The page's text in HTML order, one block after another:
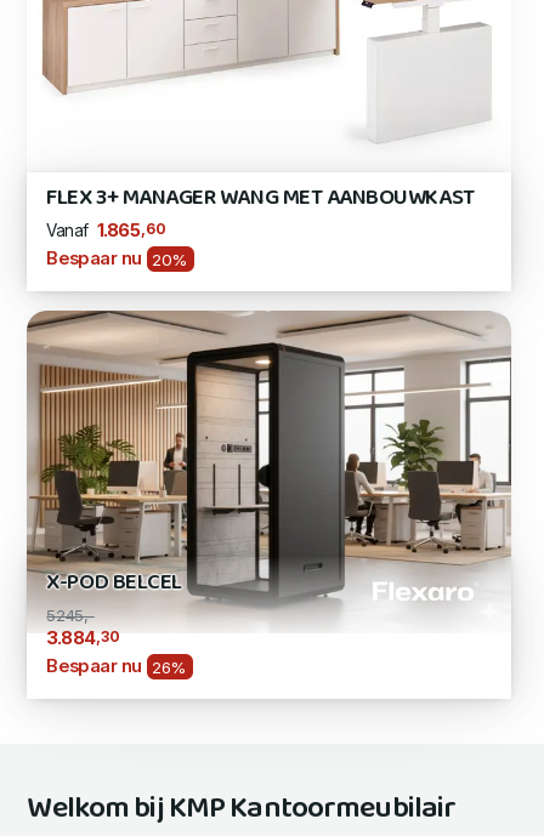
FLEX 3+ MANAGER WANG MET AANBOUWKAST
Vanaf 1.865,60
Bespaar nu 20%
X-POD BELCEL
5245,-
3.884,30
Bespaar nu 26%
Welkom bij KMP Kantoormeubilair